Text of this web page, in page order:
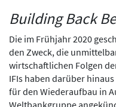
Building Back
Die im Frühjahr 2020
den Zweck, die
wirtschaftlichen Folgen
IFIs haben darüber
für den Wiederaufbau in
Weltbankgruppe